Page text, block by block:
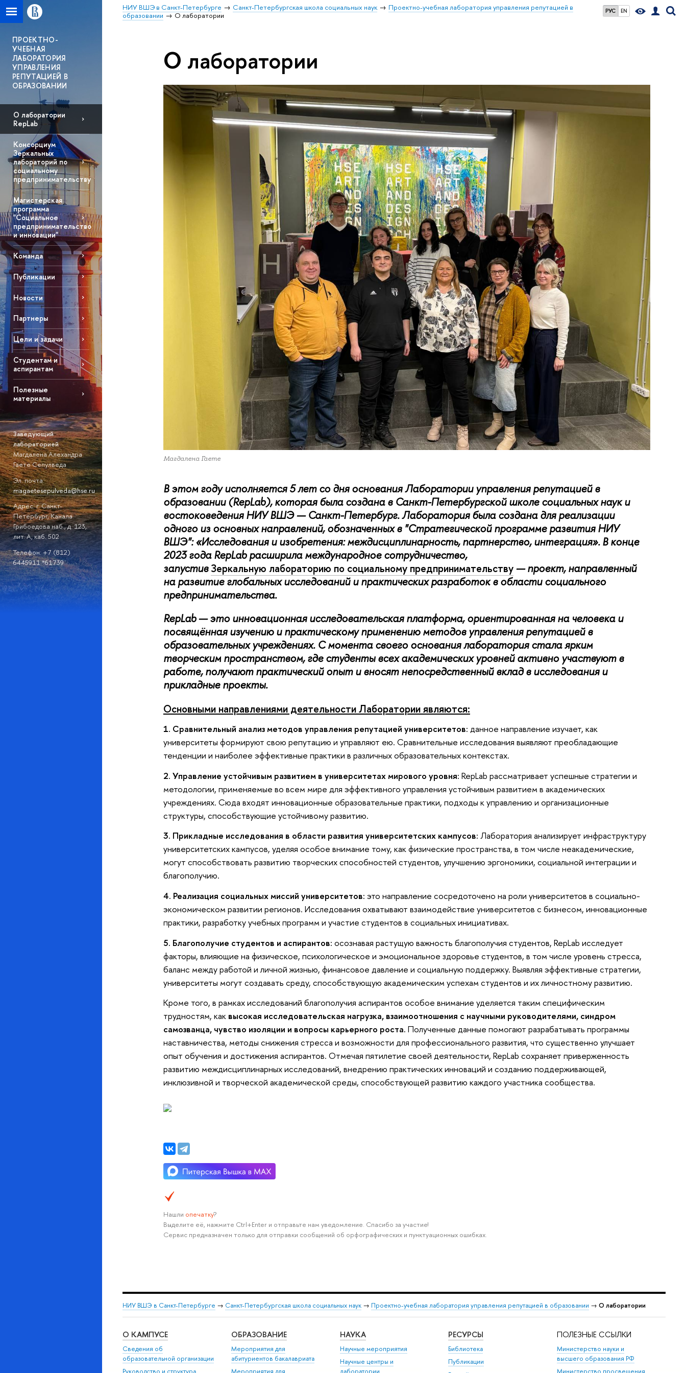
РУС EN
НИУ ВШЭ в Санкт-Петербурге Санкт-Петербургская школа социальных наук
Проектно-учебная лаборатория управления репутацией в
образовании
О лаборатории
ПРОЕКТНО-
УЧЕБНАЯ
ЛАБОРАТОРИЯ
УПРАВЛЕНИЯ
РЕПУТАЦИЕЙ В
ОБРАЗОВАНИИ
О лаборатории
RepLab
Консорциум
Зеркальных
лабораторий по
социальному
предпринимательству
Магистерская
программа
"Социальное
предпринимательство
и инновации"
Команда
Публикации
Новости
Партнеры
Цели и задачи
Студентам и
аспирантам
Полезные
материалы
Заведующий
лабораторией
Магдалена Алехандра
Гаете Сепулведа
Эл. почта:
magaetesepulveda@hse.ru
Адрес: г. Санкт-
Петербург, Канала
Грибоедова наб., д. 123,
лит. А, каб. 502
Телефон: +7 (812)
6445911 *61739
О лаборатории
Магдалена Гаете
В этом году исполняется 5 лет со дня основания Лаборатории управления репутацией в
образовании (RepLab), которая была создана в Санкт-Петербургской школе социальных наук и
востоковедения НИУ ВШЭ — Санкт-Петербург. Лаборатория была создана для реализации
одного из основных направлений, обозначенных в "Стратегической программе развития НИУ
ВШЭ": «Исследования и изобретения: междисциплинарность, партнерство, интеграция». В конце
2023 года RepLab расширила международное сотрудничество,
запустивЗеркальную лабораторию по социальному предпринимательству— проект, направленный
на развитие глобальных исследований и практических разработок в области социального
предпринимательства.
RepLab — это инновационная исследовательская платформа, ориентированная на человека и
посвящённая изучению и практическому применению методов управления репутацией в
образовательных учреждениях. С момента своего основания лаборатория стала ярким
творческим пространством, где студенты всех академических уровней активно участвуют в
работе, получают практический опыт и вносят непосредственный вклад в исследования и
прикладные проекты.
Основными направлениями деятельности Лаборатории являются:
1. Сравнительный анализ методов управления репутацией университетов: данное направление изучает, как
университеты формируют свою репутацию и управляют ею. Сравнительные исследования выявляют преобладающие
тенденции и наиболее эффективные практики в различных образовательных контекстах.
2. Управление устойчивым развитием в университетах мирового уровня: RepLab рассматривает успешные стратегии и
методологии, применяемые во всем мире для эффективного управления устойчивым развитием в академических
учреждениях. Сюда входят инновационные образовательные практики, подходы к управлению и организационные
структуры, способствующие устойчивому развитию.
3. Прикладные исследования в области развития университетских кампусов: Лаборатория анализирует инфраструктуру
университетских кампусов, уделяя особое внимание тому, как физические пространства, в том числе неакадемические,
могут способствовать развитию творческих способностей студентов, улучшению эргономики, социальной интеграции и
благополучию.
4. Реализация социальных миссий университетов: это направление сосредоточено на роли университетов в социально-
экономическом развитии регионов. Исследования охватывают взаимодействие университетов с бизнесом, инновационные
практики, разработку учебных программ и участие студентов в социальных инициативах.
5. Благополучие студентов и аспирантов: осознавая растущую важность благополучия студентов, RepLab исследует
факторы, влияющие на физическое, психологическое и эмоциональное здоровье студентов, в том числе уровень стресса,
баланс между работой и личной жизнью, финансовое давление и социальную поддержку. Выявляя эффективные стратегии,
университеты могут создавать среду, способствующую академическим успехам студентов и их личностному развитию.
Кроме того, в рамках исследований благополучия аспирантов особое внимание уделяется таким специфическим
трудностям, как высокая исследовательская нагрузка, взаимоотношения с научными руководителями, синдром
самозванца, чувство изоляции и вопросы карьерного роста. Полученные данные помогают разрабатывать программы
наставничества, методы снижения стресса и возможности для профессионального развития, что существенно улучшает
опыт обучения и достижения аспирантов. Отмечая пятилетие своей деятельности, RepLab сохраняет приверженность
развитию междисциплинарных исследований, внедрению практических инноваций и созданию поддерживающей,
инклюзивной и творческой академической среды, способствующей развитию каждого участника сообщества.
Нашли опечатку?
Выделите её, нажмите Ctrl+Enter и отправьте нам уведомление. Спасибо за участие!
Сервис предназначен только для отправки сообщений об орфографических и пунктуационных ошибках.
НИУ ВШЭ в Санкт-Петербурге → Санкт-Петербургская школа социальных наук → Проектно-учебная лаборатория управления репутацией в образовании → О лаборатории
О КАМПУСЕ
Сведения об
образовательной организации
ОБРАЗОВАНИЕ
Мероприятия для
абитуриентов бакалавриата
НАУКА
Научные мероприятия
Научные центры и
РЕСУРСЫ
Библиотека
Публикации
ПОЛЕЗНЫЕ ССЫЛКИ
Министерство науки и
высшего образования РФ